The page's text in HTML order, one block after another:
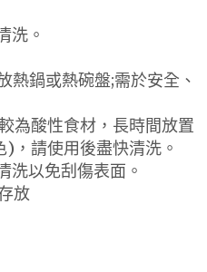
洗。
熱鍋或熱碗盤;需於安全、
為酸性食材，長時間放置
，請使用後盡快清洗。
洗以免刮傷表面。
放